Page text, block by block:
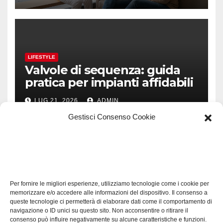
Gestisci Consenso Cookie
Per fornire le migliori esperienze, utilizziamo tecnologie come i cookie per
memorizzare e/o accedere alle informazioni del dispositivo. Il consenso a
queste tecnologie ci permetterà di elaborare dati come il comportamento di
navigazione o ID unici su questo sito. Non acconsentire o ritirare il
consenso può influire negativamente su alcune caratteristiche e funzioni.
LIFESTYLE
Valvole di sequenza: guida
pratica per impianti affidabili
LUG 21, 2026 ADMIN
Software manutenzioni:
guida pratica alla scelta
efficace
LUG 17, 2026 ADMIN